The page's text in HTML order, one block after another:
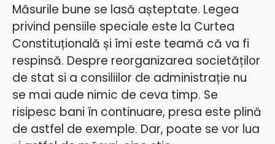
Măsurile bune se lasă așteptate. Legea
privind pensiile speciale este la Curtea
Constituțională și îmi este teamă că va fi
respinsă. Despre reorganizarea societăților
de stat si a consiliilor de administrație nu
se mai aude nimic de ceva timp. Se
risipesc bani în continuare, presa este plină
de astfel de exemple. Dar, poate se vor lua